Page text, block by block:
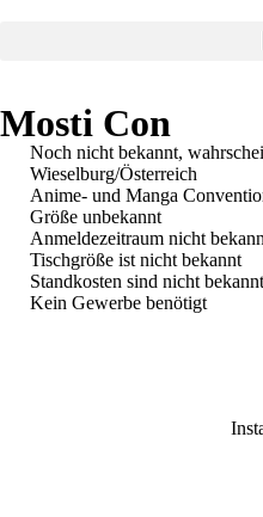
Mosti Con
Noch nicht bekannt,
Wieselburg/Österreich
Anime- und Manga
Größe unbekannt
Anmeldezeitraum nicht
Tischgröße ist nicht bekannt
Standkosten sind nicht bekannt
Kein Gewerbe benötigt